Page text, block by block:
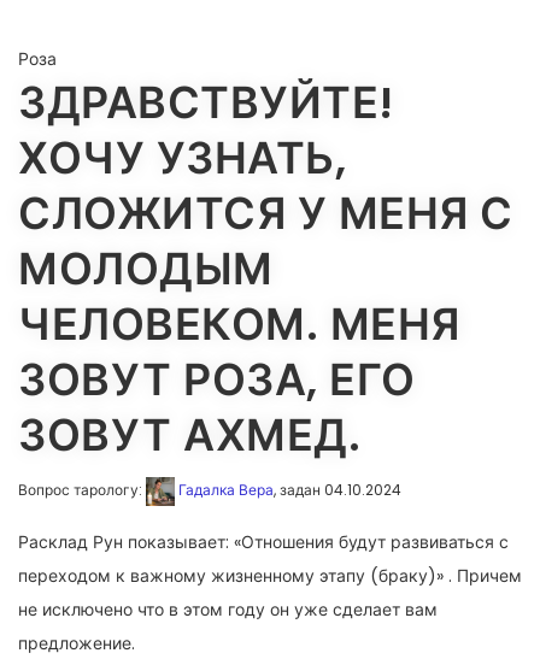
Роза
ЗДРАВСТВУЙТЕ!
ХОЧУ УЗНАТЬ,
СЛОЖИТСЯ У МЕНЯ С
МОЛОДЫМ
ЧЕЛОВЕКОМ. МЕНЯ
ЗОВУТ РОЗА, ЕГО
ЗОВУТ АХМЕД.
Вопрос тарологу: Гадалка Вера, задан 04.10.2024
Расклад Рун показывает: «Отношения будут развиваться с
переходом к важному жизненному этапу (браку)» . Причем
не исключено что в этом году он уже сделает вам
предложение.